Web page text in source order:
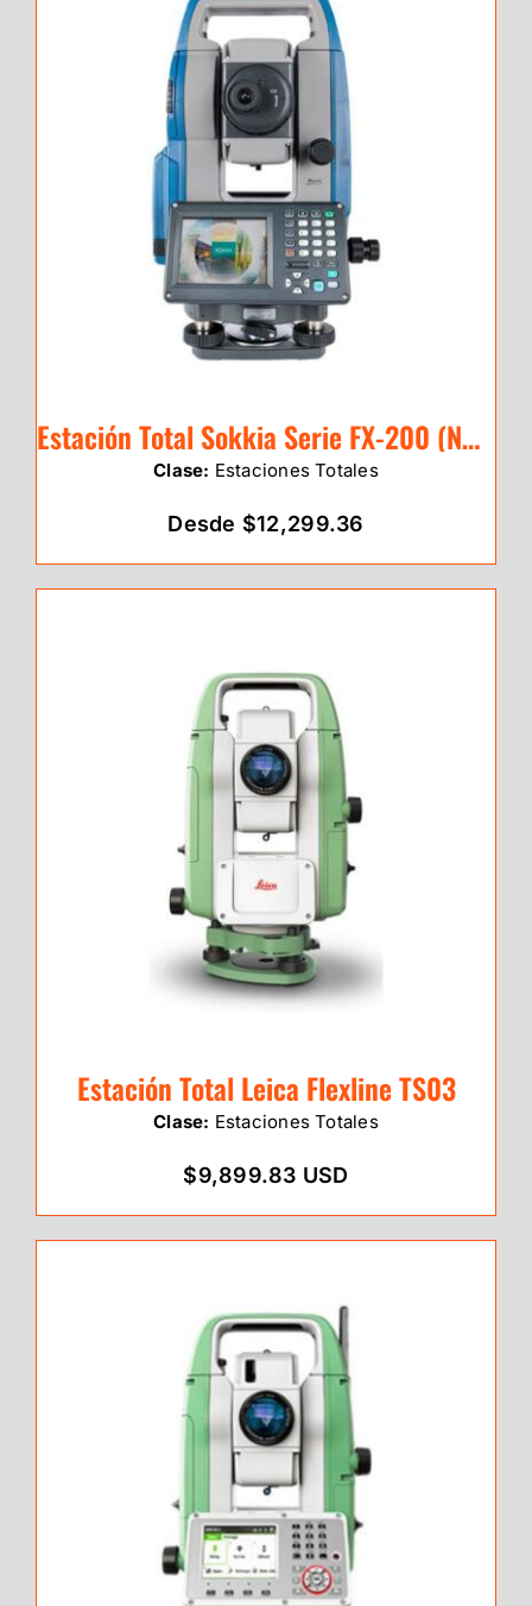
Estación Total Sokkia Serie FX-200 (NUEVO)
Clase: Estaciones Totales
Desde $12,299.36
Estación Total Leica Flexline TS03
Clase: Estaciones Totales
$9,899.83 USD